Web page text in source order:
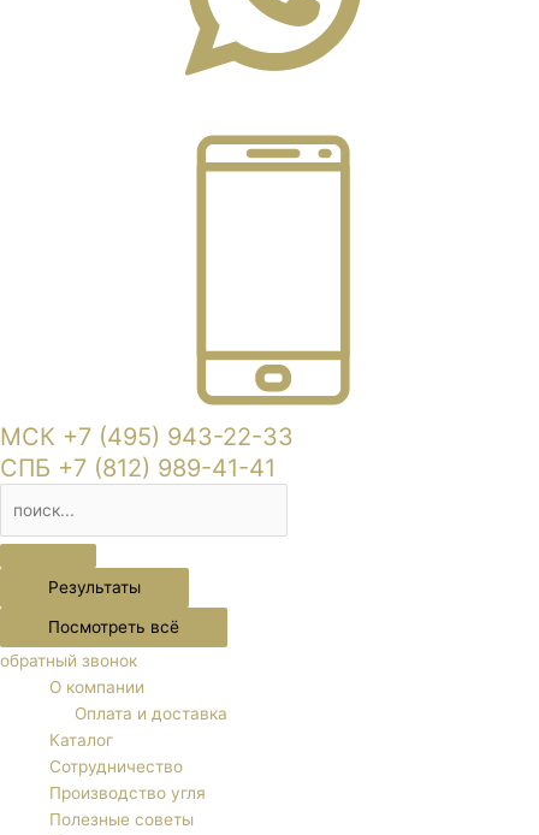
МСК +7 (495) 943-22-33
СПБ +7 (812) 989-41-41
Результаты
Посмотреть всё
обратный звонок
О компании
Оплата и доставка
Каталог
Сотрудничество
Производство угля
Полезные советы